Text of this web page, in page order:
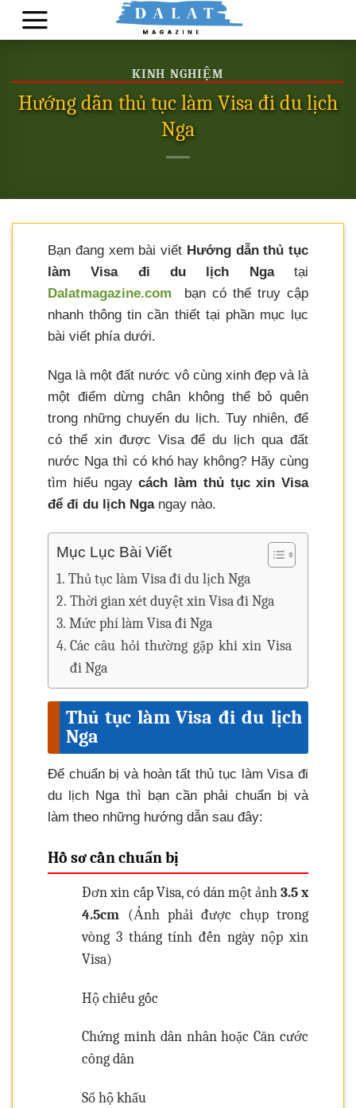
Skip
KINH NGHIỆM
Hướng dẫn thủ tục làm Visa đi du lịch
Nga
Bạn đang xem bài viết Hướng dẫn thủ tục
làm Visa đi du lịch Ngatại
Dalatmagazine.com
bạn có thể truy cập
nhanh thông tin cần thiết tại phần mục lục
bài viết phía dưới.
Nga là một đất nước vô cùng xinh đẹp và là
một điểm dừng chân không thể bỏ quên
trong những chuyến du lịch. Tuy nhiên, để
có thể xin được Visa để du lịch qua đất
nước Nga thì có khó hay không? Hãy cùng
tìm hiểu ngaycách làm thủ tục xin Visa
để đi du lịch Ngangay nào.
Mục Lục Bài Viết
Thủ tục làm Visa đi du lịch Nga
Thời gian xét duyệt xin Visa đi Nga
Mức phí làm Visa đi Nga
Các câu hỏi thường gặp khi xin Visa
đi Nga
Thủ tục làm Visa đi du lịch
Nga
Để chuẩn bị và hoàn tất thủ tục làm Visa đi
du lịch Nga thì bạn cần phải chuẩn bị và
làm theo những hướng dẫn sau đây:
Hồ sơ cần chuẩn bị
Đơn xin cấp Visa, có dán một ảnh3.5 x
4.5cm (Ảnh phải được chụp trong
vòng 3 tháng tính đến ngày nộp xin
Visa)
Hộ chiếu gốc
Chứng minh dân nhân hoặc Căn cước
công dân
Sổ hộ khẩu